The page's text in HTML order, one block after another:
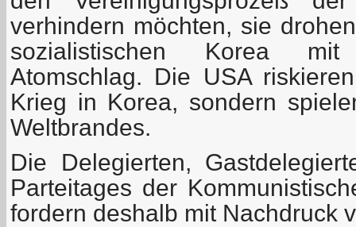
verhindern möchten, sie
sozialistischen Korea
Atomschlag. Die USA
Krieg in Korea, sondern
Weltbrandes.
Die Delegierten,
Parteitages der
fordern deshalb mit Nachdruck